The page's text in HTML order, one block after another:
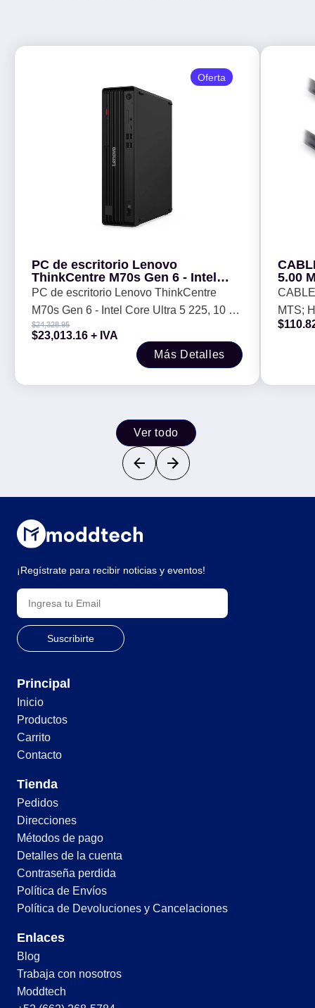
PC de escritorio Lenovo
ThinkCentre M70s Gen 6 - Intel
Core Ultra 5 225, 10 C, 16GB,
512GB, W11P, 1 año de garantia
PC de escritorio Lenovo ThinkCentre
M70s Gen 6 - Intel Core Ultra 5 225, 10 C,
16GB, 512GB, W11P, 1 año de garantia
$24,328.95
$23,013.16 + IVA
Más Detalles
Oferta
5.00
3D,
MTS;
$
Ver todo
¡Regístrate para recibir noticias y eventos!
Principal
Inicio
Productos
Carrito
Contacto
Tienda
Pedidos
Direcciones
Métodos de pago
Detalles de la cuenta
Contraseña perdida
Política de Envíos
Política de Devoluciones y Cancelaciones
Enlaces
Blog
Trabaja con nosotros
Moddtech